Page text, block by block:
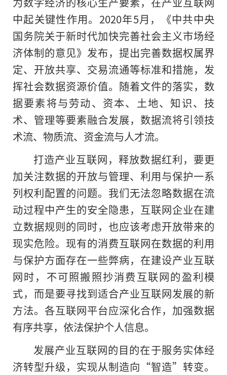
中起关键性作用。2020年5月，《中共中央
国务院关于新时代加快完善社会主义市场经
济体制的意见》发布，提出完善数据权属界
定、开放共享、交易流通等标准和措施，发
挥社会数据资源价值。随着文件的落实，数
据要素将与劳动、资本、土地、知识、技
术、管理等要素融合发展，数据流将引领技
术流、物质流、资金流与人才流。
打造产业互联网，释放数据红利，要更
加关注数据的开放与管理、利用与保护一系
列权利配置的问题。我们无法忽略数据在流
动过程中产生的安全隐患，互联网企业在建
立数据规则的同时，也应该考虑开放带来的
现实危险。现有的消费互联网在数据的利用
与保护方面存在一些弊病，在建设产业互联
网时，不可照搬照抄消费互联网的盈利模
式，而是要寻找到适合产业互联网发展的新
方法。各互联网平台应深化合作，加强数据
有序共享，依法保护个人信息。
发展产业互联网的目的在于服务实体经
济转型升级，实现从制造向“智造”转变。